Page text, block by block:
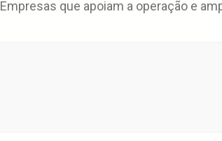
Empresas que apoiam a operação e